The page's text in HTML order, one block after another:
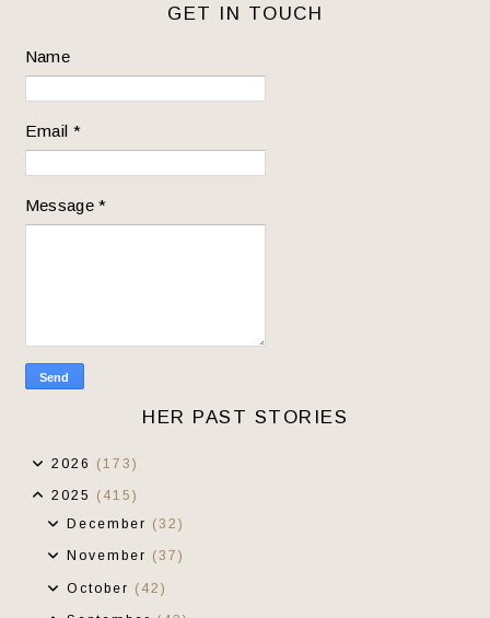
GET IN TOUCH
Name
Email *
Message*
HER PAST STORIES
2026 (173)
2025 (415)
December (32)
November (37)
October (42)